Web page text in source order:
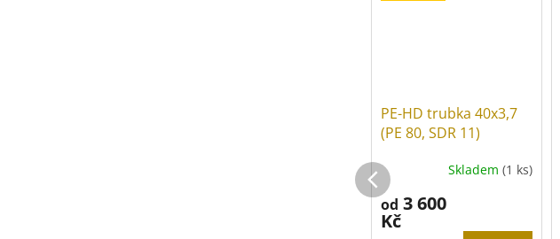
PE-HD trubka 40x3,7
(PE 80, SDR 11)
Skladem(1 ks)
od 3 600
Kč